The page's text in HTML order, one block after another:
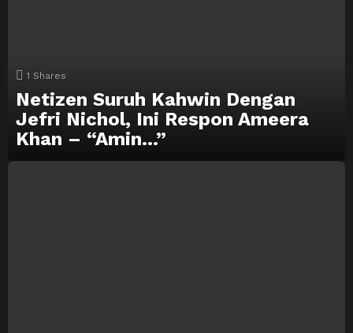
1 Shares
Netizen Suruh Kahwin Dengan
Jefri Nichol, Ini Respon Ameera
Khan – “Amin…”